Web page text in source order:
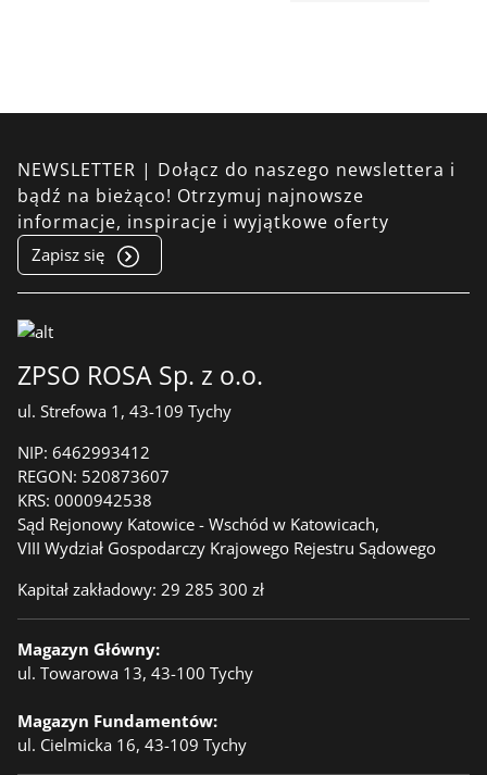
NEWSLETTER | Dołącz do naszego newslettera i
bądź na bieżąco! Otrzymuj najnowsze
informacje, inspiracje i wyjątkowe oferty
Zapisz się
ZPSO ROSA Sp. z o.o.
ul. Strefowa 1, 43-109 Tychy
NIP: 6462993412
REGON: 520873607
KRS: 0000942538
Sąd Rejonowy Katowice - Wschód w Katowicach,
VIII Wydział Gospodarczy Krajowego Rejestru Sądowego
Kapitał zakładowy: 29 285 300 zł
Magazyn Główny:
ul. Towarowa 13, 43-100 Tychy
Magazyn Fundamentów:
ul. Cielmicka 16, 43-109 Tychy